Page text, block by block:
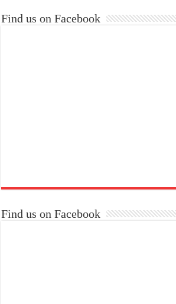
Find us on Facebook
Find us on Facebook